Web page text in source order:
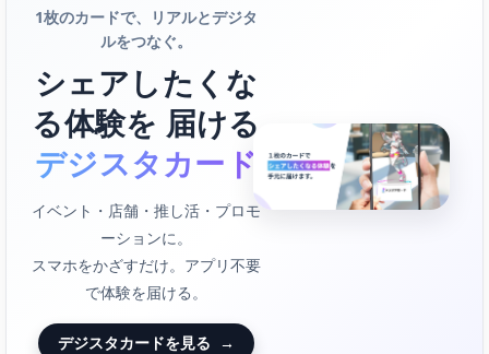
1枚のカードで、リアルとデジタ
ルをつなぐ。
シェアしたくな
る体験を 届ける
デジスタカード
イベント・店舗・推し活・プロモ
ーションに。
スマホをかざすだけ。アプリ不要
で体験を届ける。
デジスタカードを見る →